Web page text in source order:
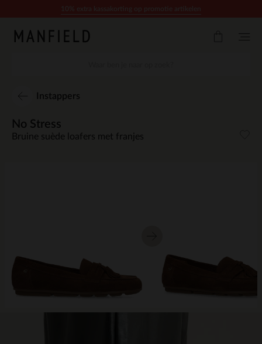
Instappers
No Stress
Bruine suède loafers met franjes